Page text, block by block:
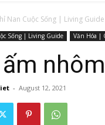
Nan Cuộc Sống | Living Guide
Sống | Living Guide Văn Hóa |
ấm
- August 12, 2021